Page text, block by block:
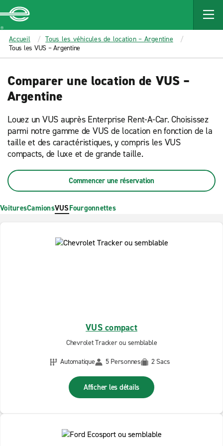
MAIN
CONTENT
Enterprise
Accueil
Tous les véhicules de location – Argentine
Tous les VUS – Argentine
Comparer une location de VUS –
Argentine
Louez un VUS auprès Enterprise Rent-A-Car. Choisissez
parmi notre gamme de VUS de location en fonction de la
taille et des caractéristiques, y compris les VUS
compacts, de luxe et de grande taille.
Commencer une réservation
VoituresCamionsVUSFourgonnettes
VUS compact
Chevrolet Tracker ou semblable
Automatique
5 Personnes 2 Sacs
Afficher les détails